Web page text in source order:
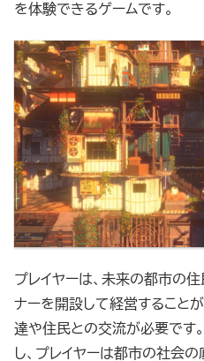
を体験できるゲームです。
プレイヤーは、未来の都市の
ナーを開設して経営すること
達や住民との交流が必要です
し、プレイヤーは都市の社会